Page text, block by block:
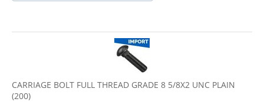
CARRIAGE BOLT FULL THREAD GRADE 8 5/8X2 UNC PLAIN
(200)